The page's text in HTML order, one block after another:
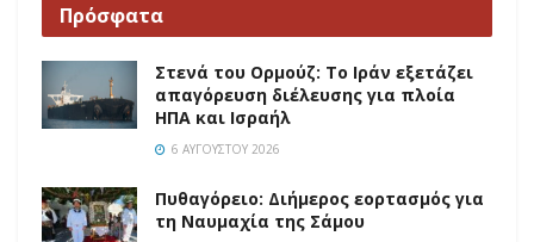
Πρόσφατα
Στενά του Ορμούζ: Το Ιράν εξετάζει
απαγόρευση διέλευσης για πλοία
ΗΠΑ και Ισραήλ
6 ΑΥΓΟΎΣΤΟΥ 2026
Πυθαγόρειο: Διήμερος εορτασμός για
τη Ναυμαχία της Σάμου